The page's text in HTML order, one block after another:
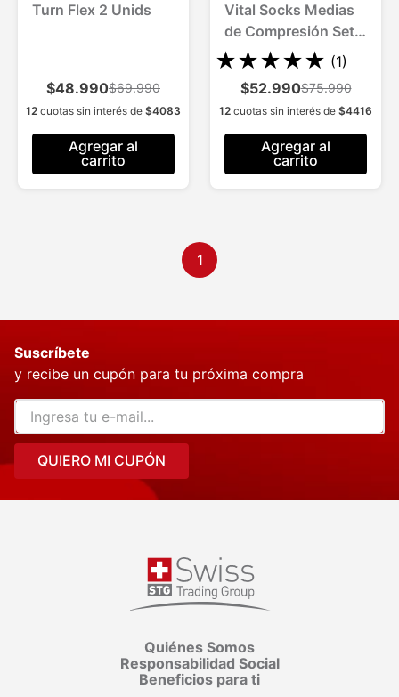
Turn Flex 2 Unids
$48.990$69.990
12 cuotas sin interés de $4083
Agregar al
carrito
Vital Socks Medias
de Compresión Set 3
Und Alivio y
Comodidad
Instantánea (2 Pares
Beige + 1 Ng)
★★★★★ (1)
$52.990$75.990
12 cuotas sin interés de $4416
Agregar al
carrito
1
Suscríbete
y recibe un cupón para tu próxima compra
QUIERO MI CUPÓN
Quiénes Somos
Responsabilidad Social
Beneficios para ti